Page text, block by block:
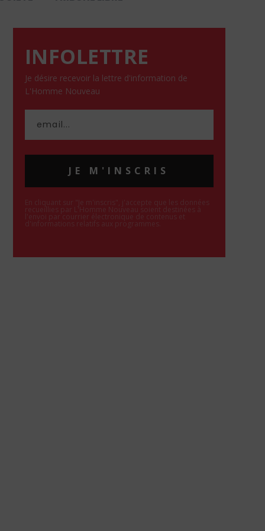
INFOLETTRE
Je désire recevoir la lettre d'information de
L'Homme Nouveau
JE M'INSCRIS
En cliquant sur "Je m'inscris", j'accepte que les données
recueillies par L'Homme Nouveau soient destinées à
l'envoi par courrier électronique de contenus et
d'informations relatifs aux programmes.